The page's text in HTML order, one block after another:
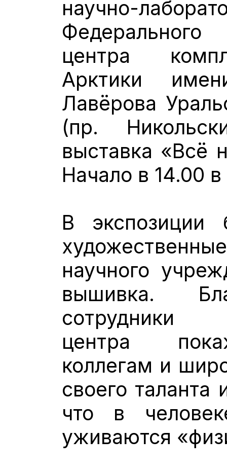
научно-
Федерального
центра
Арктики
Лавёрова
(пр.
выставка «Всё
Начало в 14.00
В экспозиции
научного
вышивка.
сотрудники
центра
коллегам и
своего
что в
уживаются